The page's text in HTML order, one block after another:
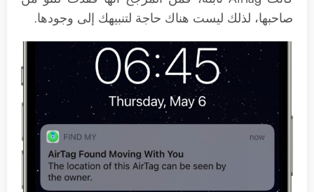
صاحبها، لذلك ليست هناك حاجة لتنبيهك إلى وجودها.